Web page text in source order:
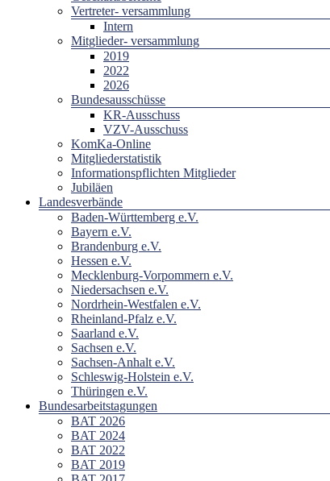
Vertreter- versammlung
Intern
Mitglieder- versammlung
2019
2022
2026
Bundesausschüsse
KR-Ausschuss
VZV-Ausschuss
KomKa-Online
Mitgliederstatistik
Informationspflichten Mitglieder
Jubiläen
Landesverbände
Baden-Württemberg e.V.
Bayern e.V.
Brandenburg e.V.
Hessen e.V.
Mecklenburg-Vorpommern e.V.
Niedersachsen e.V.
Nordrhein-Westfalen e.V.
Rheinland-Pfalz e.V.
Saarland e.V.
Sachsen e.V.
Sachsen-Anhalt e.V.
Schleswig-Holstein e.V.
Thüringen e.V.
Bundesarbeitstagungen
BAT 2026
BAT 2024
BAT 2022
BAT 2019